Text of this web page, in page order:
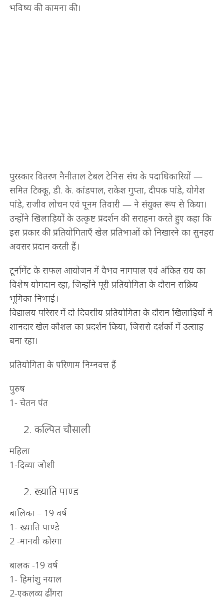
भविष्य की कामना की।
पुरस्कार वितरण नैनीताल टेबल टेनिस संघ के पदाधिकारियों —
समित टिक्कू, डी. के. कांडपाल, राकेश गुप्ता, दीपक पांडे, योगेश
पांडे, राजीव लोचन एवं पूनम तिवारी — ने संयुक्त रूप से किया।
उन्होंने खिलाड़ियों के उत्कृष्ट प्रदर्शन की सराहना करते हुए कहा कि
इस प्रकार की प्रतियोगिताएँ खेल प्रतिभाओं को निखारने का सुनहरा
अवसर प्रदान करती हैं।
टूर्नामेंट के सफल आयोजन में वैभव नागपाल एवं अंकित राय का
विशेष योगदान रहा, जिन्होंने पूरी प्रतियोगिता के दौरान सक्रिय
भूमिका निभाई।
विद्यालय परिसर में दो दिवसीय प्रतियोगिता के दौरान खिलाड़ियों ने
शानदार खेल कौशल का प्रदर्शन किया, जिससे दर्शकों में उत्साह
बना रहा।
प्रतियोगिता के परिणाम निम्नवत्त हैं
पुरुष
1- चेतन पंत
कल्पित चौसाली
महिला
1-दिव्या जोशी
ख्याति पाण्ड
बालिका – 19 वर्ष
1- ख्याति पाण्डे
2 -मानवी कोरगा
बालक -19 वर्ष
1- हिमांशु नयाल
2-एकलव्य ढींगरा